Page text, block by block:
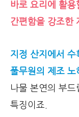
바로 요리에 활용
간편함을 강조한
지정 산지에서 수
풀무원의 제조 노
나물 본연의 부드
특징이죠.